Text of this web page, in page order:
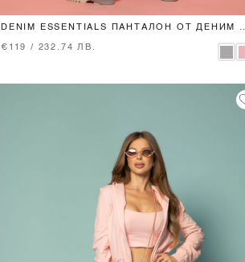
DENIM ESSENTIALS ПАНТАЛОН ОТ ДЕНИМ -
€119 / 232.74 ЛВ.